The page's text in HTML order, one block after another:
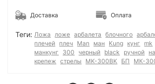
Доставка Оплата
Теги: Ложа ложе арбалета блочного
плечей плеч Man ман Kung кунг mk
манкунг
300 черный black ручной
крепеж
стрелы MK-300BK БП МК-